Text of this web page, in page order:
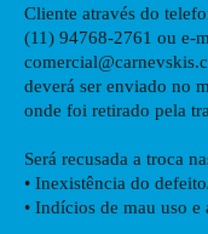
Cliente através do
(11) 94768-2761 ou e-
deverá ser enviado no
onde foi retirado pela
Será recusada a troca
• Inexistência do
• Indícios de mau uso e